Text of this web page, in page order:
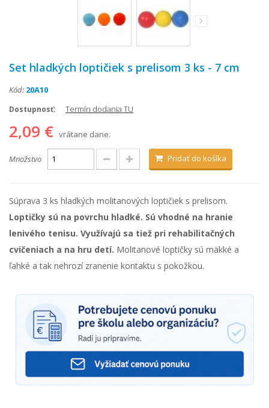
Set hladkých loptičiek s prelisom 3 ks - 7 cm
Kód: 20A10
Dostupnosť: Termín dodania TU
2,09 € vrátane dane.
Množstvo Pridať do košíka
Súprava 3 ks hladkých molitanových loptičiek s prelisom.
Loptičky sú na povrchu hladké. Sú vhodné na hranie
lenivého tenisu. Využívajú sa tiež pri rehabilitačných
cvičeniach a na hru detí. Molitanové loptičky sú mäkké a
ľahké a tak nehrozí zranenie kontaktu s pokožkou.